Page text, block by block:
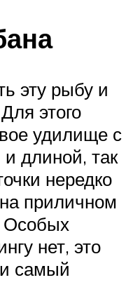
эту рыбу и
этого
удилище с
длиной, так
нередко
приличном
Особых
нет, это
самый